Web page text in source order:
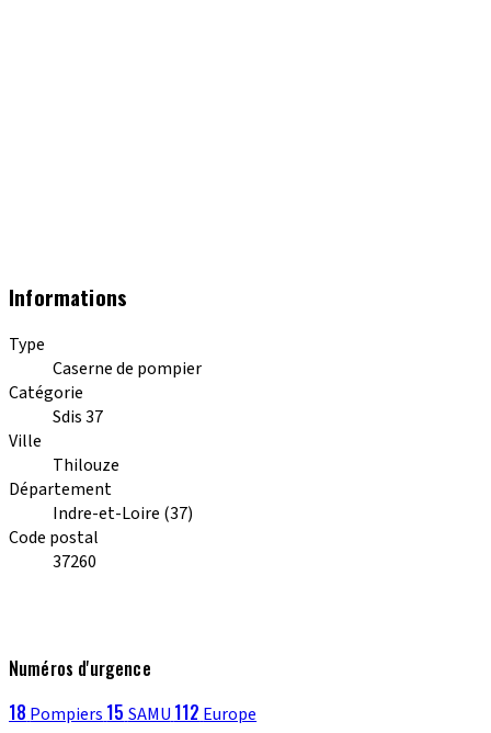
Informations
Type
Caserne de pompier
Catégorie
Sdis 37
Ville
Thilouze
Département
Indre-et-Loire (37)
Code postal
37260
Numéros d'urgence
18 Pompiers 15 SAMU 112 Europe